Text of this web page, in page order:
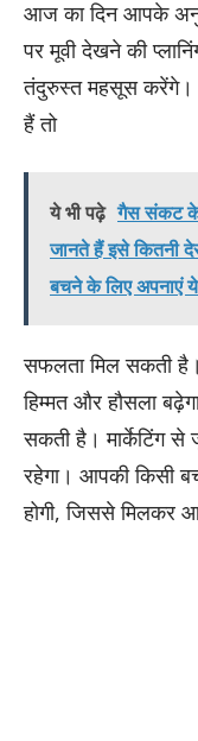
आज का दिन आपके
पर मूवी देखने की
तंदुरुस्त महसूस करेंगे।
हैं तो
ये भी पढ़े गैस संकट के
जानते हैं इसे कितनी
बचने के लिए अपनाएं
सफलता मिल सकती
हिम्मत और हौसला
सकती है। मार्केटिंग
रहेगा। आपकी किसी
होगी, जिससे मिलकर